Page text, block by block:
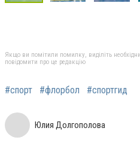
Якщо ви помітили помилку, виділіть
повідомити про це редакцію
#спорт #флорбол #спортгид
Юлия Долгополова